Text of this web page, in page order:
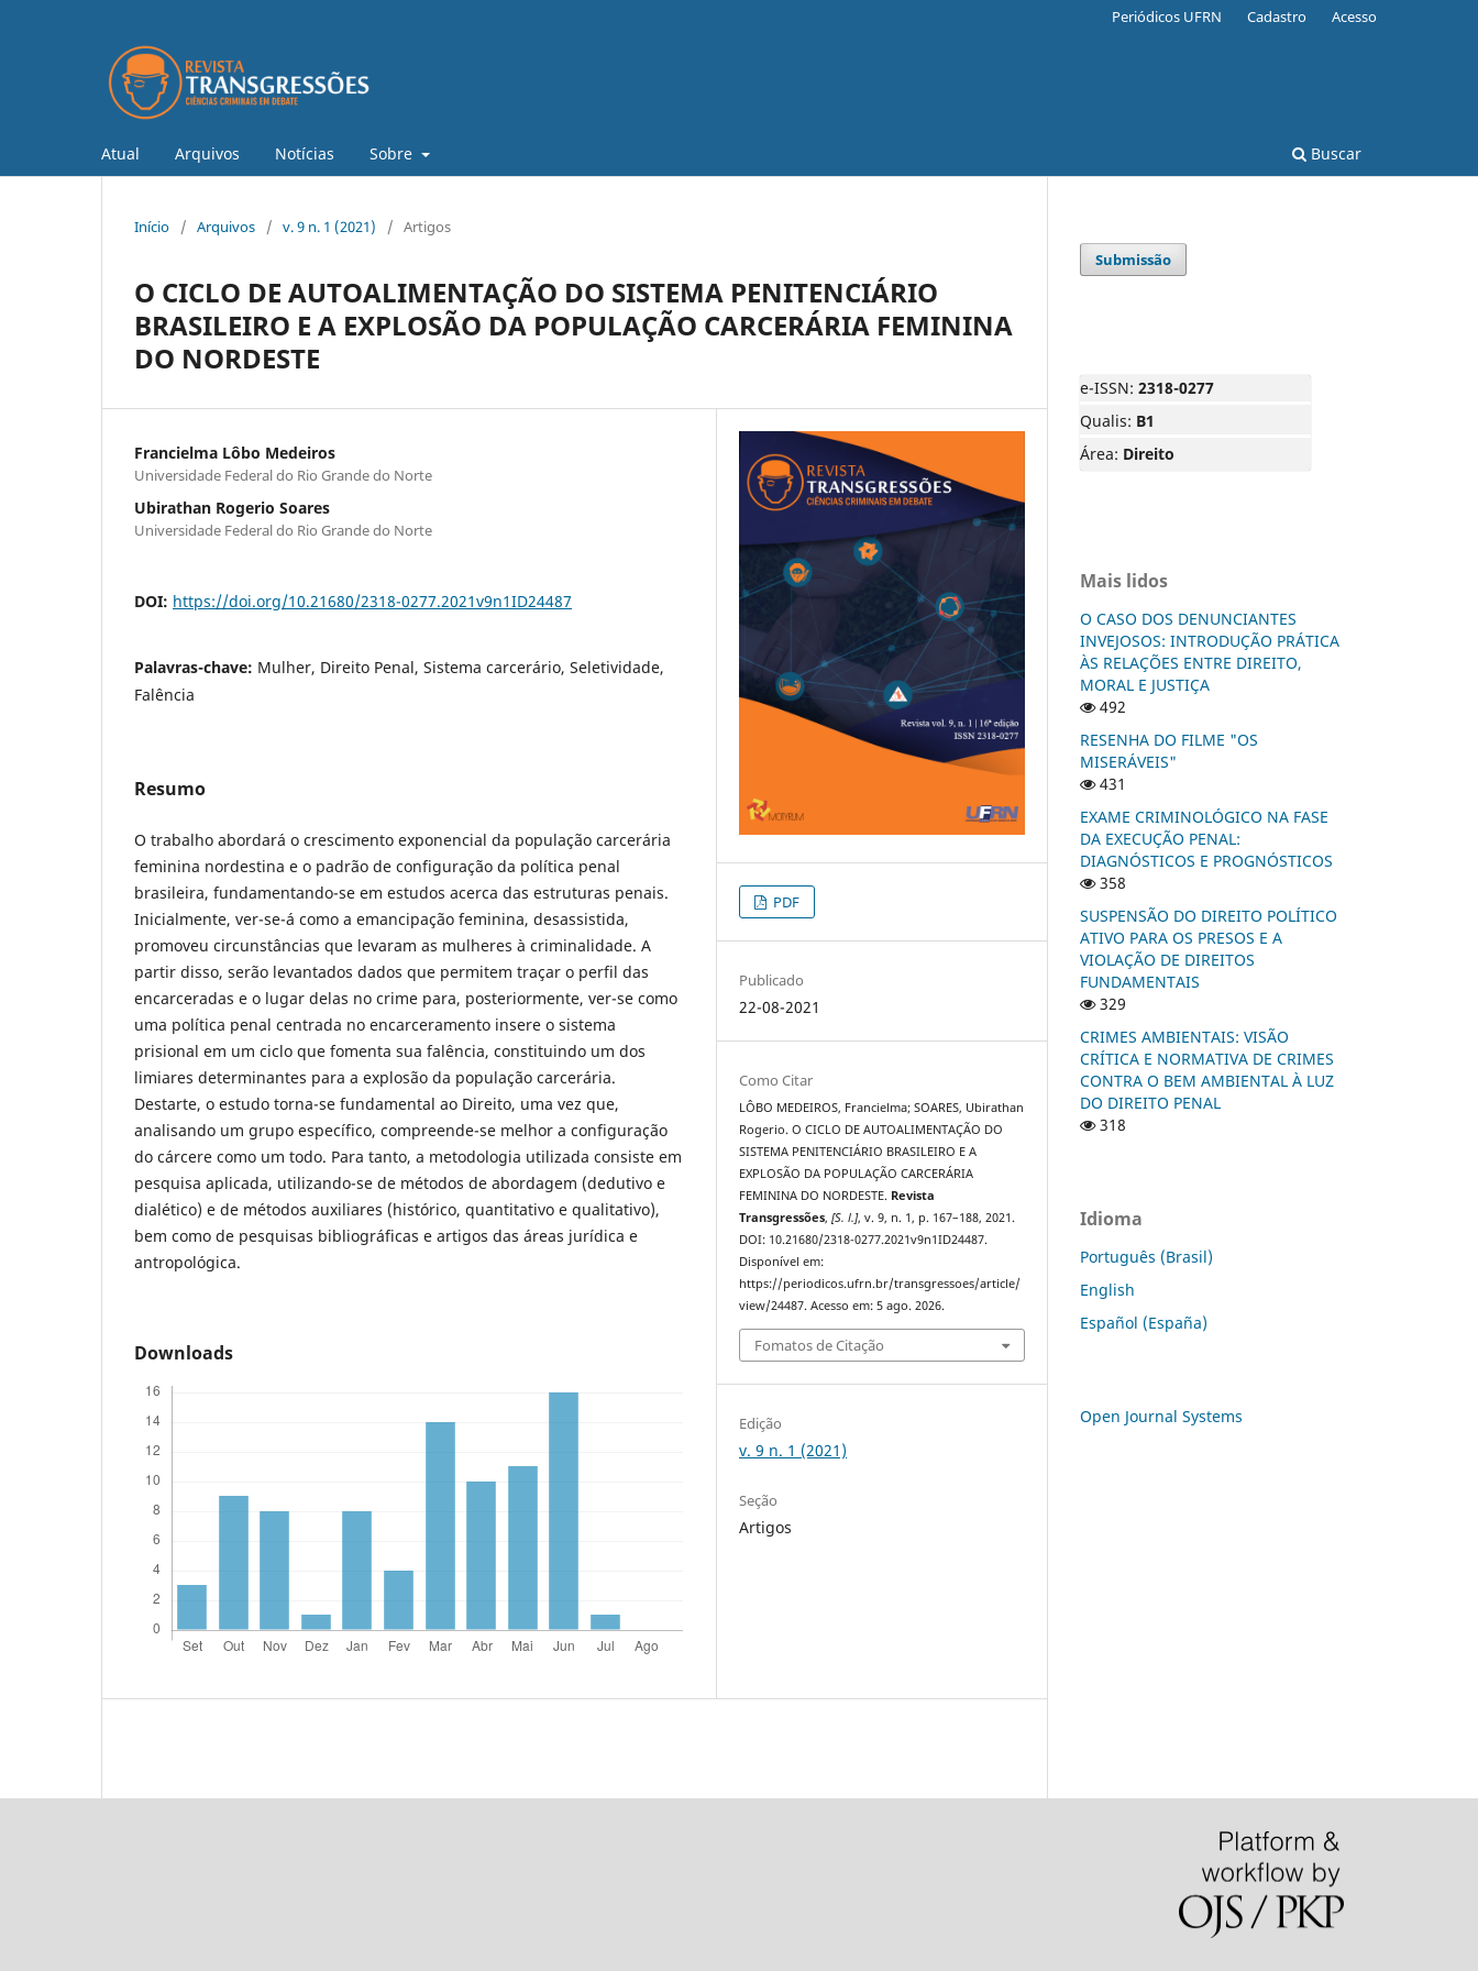
Atual Arquivos Notícias Sobre Buscar
Periódicos UFRN Cadastro Acesso
Início / Arquivos / v. 9 n. 1 (2021) / Artigos
O CICLO DE AUTOALIMENTAÇÃO DO SISTEMA PENITENCIÁRIO
BRASILEIRO E A EXPLOSÃO DA POPULAÇÃO CARCERÁRIA FEMININA
DO NORDESTE
Francielma Lôbo Medeiros
Universidade Federal do Rio Grande do Norte
Ubirathan Rogerio Soares
Universidade Federal do Rio Grande do Norte
DOI: https://doi.org/10.21680/2318-0277.2021v9n1ID24487
Palavras-chave: Mulher, Direito Penal, Sistema carcerário, Seletividade,
Falência
Resumo
O trabalho abordará o crescimento exponencial da população carcerária
feminina nordestina e o padrão de configuração da política penal
brasileira, fundamentando-se em estudos acerca das estruturas penais.
Inicialmente, ver-se-á como a emancipação feminina, desassistida,
promoveu circunstâncias que levaram as mulheres à criminalidade. A
partir disso, serão levantados dados que permitem traçar o perfil das
encarceradas e o lugar delas no crime para, posteriormente, ver-se como
uma política penal centrada no encarceramento insere o sistema
prisional em um ciclo que fomenta sua falência, constituindo um dos
limiares determinantes para a explosão da população carcerária.
Destarte, o estudo torna-se fundamental ao Direito, uma vez que,
analisando um grupo específico, compreende-se melhor a configuração
do cárcere como um todo. Para tanto, a metodologia utilizada consiste em
pesquisa aplicada, utilizando-se de métodos de abordagem (dedutivo e
dialético) e de métodos auxiliares (histórico, quantitativo e qualitativo),
bem como de pesquisas bibliográficas e artigos das áreas jurídica e
antropológica.
Downloads
PDF
Publicado
22-08-2021
Como Citar
LÔBO MEDEIROS, Francielma; SOARES, Ubirathan
Rogerio. O CICLO DE AUTOALIMENTAÇÃO DO
SISTEMA PENITENCIÁRIO BRASILEIRO E A
EXPLOSÃO DA POPULAÇÃO CARCERÁRIA
FEMININA DO NORDESTE. Revista
Transgressões,[S. l.], v. 9, n. 1, p. 167–188, 2021.
DOI: 10.21680/2318-0277.2021v9n1ID24487.
Disponível em:
https://periodicos.ufrn.br/transgressoes/article/
view/24487. Acesso em: 5 ago. 2026.
Fomatos de Citação
Edição
v. 9 n. 1 (2021)
Seção
Artigos
Submissão
e-ISSN: 2318-0277
Qualis: B1
Área: Direito
Mais lidos
O CASO DOS DENUNCIANTES
INVEJOSOS: INTRODUÇÃO PRÁTICA
ÀS RELAÇÕES ENTRE DIREITO,
MORAL E JUSTIÇA
492
RESENHA DO FILME "OS
MISERÁVEIS"
431
EXAME CRIMINOLÓGICO NA FASE
DA EXECUÇÃO PENAL:
DIAGNÓSTICOS E PROGNÓSTICOS
358
SUSPENSÃO DO DIREITO POLÍTICO
ATIVO PARA OS PRESOS E A
VIOLAÇÃO DE DIREITOS
FUNDAMENTAIS
329
CRIMES AMBIENTAIS: VISÃO
CRÍTICA E NORMATIVA DE CRIMES
CONTRA O BEM AMBIENTAL À LUZ
DO DIREITO PENAL
318
Idioma
Português (Brasil)
English
Español (España)
Open Journal Systems